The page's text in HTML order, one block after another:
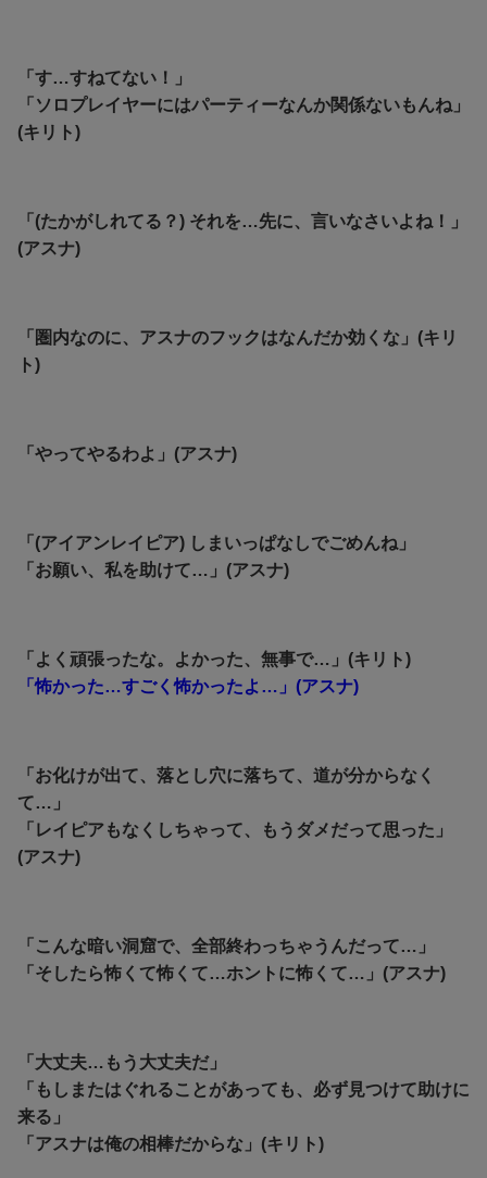
「す…すねてない！」
「ソロプレイヤーにはパーティーなんか関係ないもんね」
(キリト)
「(たかがしれてる？) それを…先に、言いなさいよね！」
(アスナ)
「圏内なのに、アスナのフックはなんだか効くな」(キリ
ト)
「やってやるわよ」(アスナ)
「(アイアンレイピア) しまいっぱなしでごめんね」
「お願い、私を助けて…」(アスナ)
「よく頑張ったな。よかった、無事で…」(キリト)
「怖かった…すごく怖かったよ…」(アスナ)
「お化けが出て、落とし穴に落ちて、道が分からなく
て…」
「レイピアもなくしちゃって、もうダメだって思った」
(アスナ)
「こんな暗い洞窟で、全部終わっちゃうんだって…」
「そしたら怖くて怖くて…ホントに怖くて…」(アスナ)
「大丈夫…もう大丈夫だ」
「もしまたはぐれることがあっても、必ず見つけて助けに
来る」
「アスナは俺の相棒だからな」(キリト)